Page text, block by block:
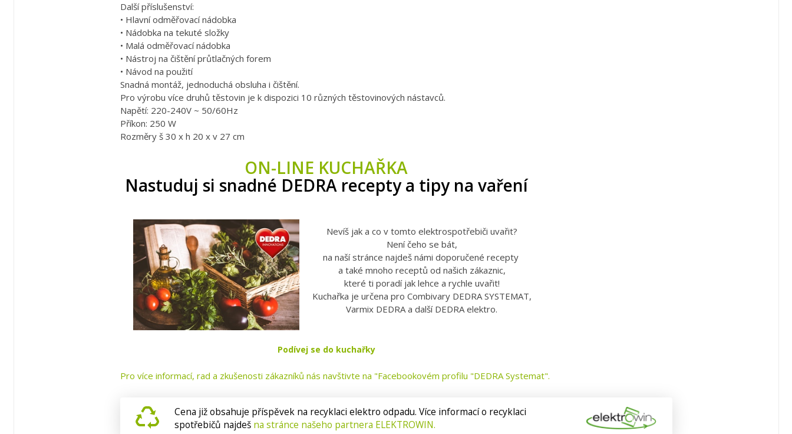
Další příslušenství:
• Hlavní odměřovací nádobka
• Nádobka na tekuté složky
• Malá odměřovací nádobka
• Nástroj na čištění průtlačných forem
• Návod na použití
Snadná montáž, jednoduchá obsluha i čištění.
Pro výrobu více druhů těstovin je k dispozici 10 různých těstovinových nástavců.
Napětí: 220-240V ~ 50/60Hz
Příkon: 250 W
Rozměry š 30 x h 20 x v 27 cm
ON-LINE KUCHAŘKA
Nastuduj si snadné DEDRA recepty a tipy na vaření
Nevíš jak a co v tomto elektrospotřebiči uvařit?
Není čeho se bát,
na naší stránce najdeš námi doporučené recepty
a také mnoho receptů od našich zákaznic,
které ti poradí jak lehce a rychle uvařit!
Kuchařka je určena pro Combivary DEDRA SYSTEMAT,
Varmix DEDRA a další DEDRA elektro.
Podívej se do kuchařky
Pro více informací, rad a zkušenosti zákazníků nás navštivte na "Facebookovém profilu "DEDRA Systemat".
Cena již obsahuje příspěvek na recyklaci elektro odpadu. Více informací o recyklaci
spotřebičů najdeš na stránce našeho partnera ELEKTROWIN.